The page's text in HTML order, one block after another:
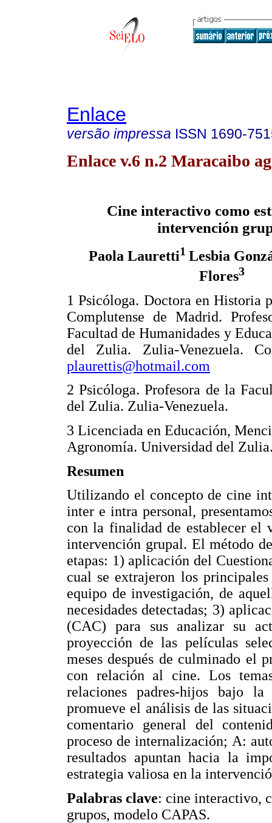
Enlace
versão impressa ISSN 1690-
Enlace v.6 n.2 Maracaibo
Cine interactivo como
intervención
Paola Lauretti1 Lesbia
Flores3
1 Psicóloga. Doctora en Historia
Complutense de Madrid.
Facultad de Humanidades y
del Zulia. Zulia-Venezuela.
plaurettis@hotmail.com
2 Psicóloga. Profesora de la
del Zulia. Zulia-Venezuela.
3 Licenciada en Educación,
Agronomía. Universidad del
Resumen
Utilizando el concepto de cine
inter e intra personal,
con la finalidad de establecer el
intervención grupal. El método
etapas: 1) aplicación del
cual se extrajeron los
equipo de investigación, de
necesidades detectadas; 3)
(CAC) para sus analizar su
proyección de las películas
meses después de culminado el
con relación al cine. Los
relaciones padres-hijos bajo
promueve el análisis de las
comentario general del
proceso de internalización; A:
resultados apuntan hacia la
estrategia valiosa en la
Palabras clave: cine interactivo,
grupos, modelo CAPAS.